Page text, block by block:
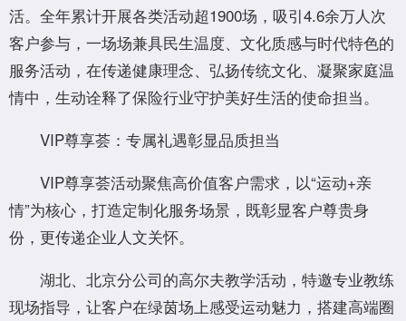
活。全年累计开展各类活动超1900场，吸引4.6余万人次
客户参与，一场场兼具民生温度、文化质感与时代特色的
服务活动，在传递健康理念、弘扬传统文化、凝聚家庭温
情中，生动诠释了保险行业守护美好生活的使命担当。
VIP尊享荟：专属礼遇彰显品质担当
VIP尊享荟活动聚焦高价值客户需求，以“运动+亲
情”为核心，打造定制化服务场景，既彰显客户尊贵身
份，更传递企业人文关怀。
湖北、北京分公司的高尔夫教学活动，特邀专业教练
现场指导，让客户在绿茵场上感受运动魅力，搭建高端圈